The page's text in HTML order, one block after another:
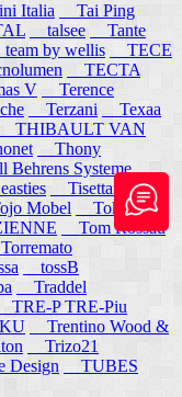
Italia
Tai Ping
talsee
Tante
by wellis
TECE
TECTA
V
Terence
Terzani
Texaa
THIBAULT VAN
Thony
Systeme
Tisettanta
Mobel
Token
Tom Rossau
tossB
Traddel
TRE-P TRE-Piu
Trentino Wood &
Trizo21
Design
TUBES